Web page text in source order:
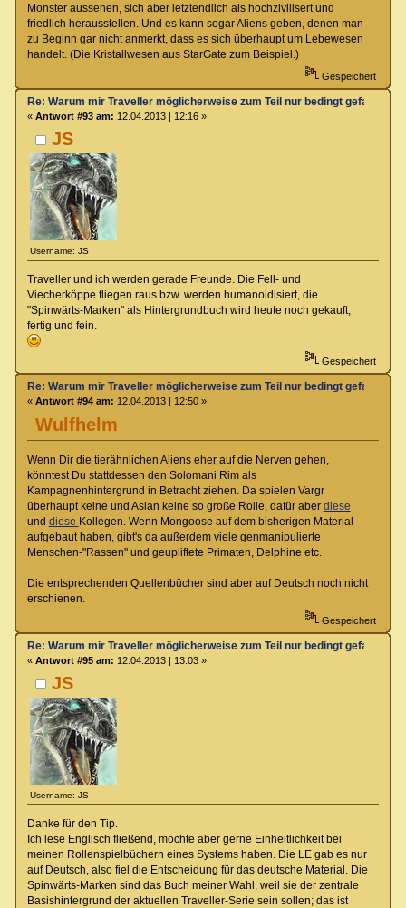
Monster aussehen, sich aber letztendlich als hochzivilisert und
friedlich herausstellen. Und es kann sogar Aliens geben, denen man
zu Beginn gar nicht anmerkt, dass es sich überhaupt um Lebewesen
handelt. (Die Kristallwesen aus StarGate zum Beispiel.)
Gespeichert
JS
Username: JS
Re: Warum mir Traveller möglicherweise zum Teil nur bedingt gefallen
« Antwort #93 am: 12.04.2013 | 12:16 »
Traveller und ich werden gerade Freunde. Die Fell- und
Viecherköppe fliegen raus bzw. werden humanoidisiert, die
"Spinwärts-Marken" als Hintergrundbuch wird heute noch gekauft,
fertig und fein.
Gespeichert
Wulfhelm
Re: Warum mir Traveller möglicherweise zum Teil nur bedingt gefallen
« Antwort #94 am: 12.04.2013 | 12:50 »
Wenn Dir die tierähnlichen Aliens eher auf die Nerven gehen,
könntest Du stattdessen den Solomani Rim als
Kampagnenhintergrund in Betracht ziehen. Da spielen Vargr
überhaupt keine und Aslan keine so große Rolle, dafür aber diese
und diese Kollegen. Wenn Mongoose auf dem bisherigen Material
aufgebaut haben, gibt's da außerdem viele genmanipulierte
Menschen-"Rassen" und geupliftete Primaten, Delphine etc.
Die entsprechenden Quellenbücher sind aber auf Deutsch noch nicht
erschienen.
Gespeichert
JS
Username: JS
Re: Warum mir Traveller möglicherweise zum Teil nur bedingt gefallen
« Antwort #95 am: 12.04.2013 | 13:03 »
Danke für den Tip.
Ich lese Englisch fließend, möchte aber gerne Einheitlichkeit bei
meinen Rollenspielbüchern eines Systems haben. Die LE gab es nur
auf Deutsch, also fiel die Entscheidung für das deutsche Material. Die
Spinwärts-Marken sind das Buch meiner Wahl, weil sie der zentrale
Basishintergrund der aktuellen Traveller-Serie sein sollen; das ist